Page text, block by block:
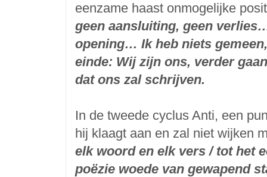
eenzame haast onmogelijke
geen aansluiting, geen
opening… Ik heb niets
einde: Wij zijn ons, verder
dat ons zal schrijven.
In de tweede cyclus Anti, een
hij klaagt aan en zal niet wijken
elk woord en elk vers / tot het
poëzie woede van gewapend